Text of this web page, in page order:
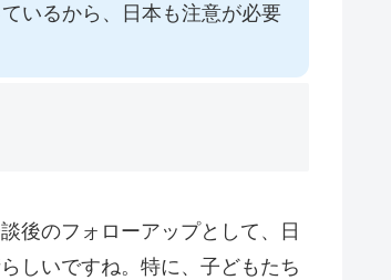
いるから、日本も注意が必要
後のフォローアップとして、日
しいですね。特に、子どもたち